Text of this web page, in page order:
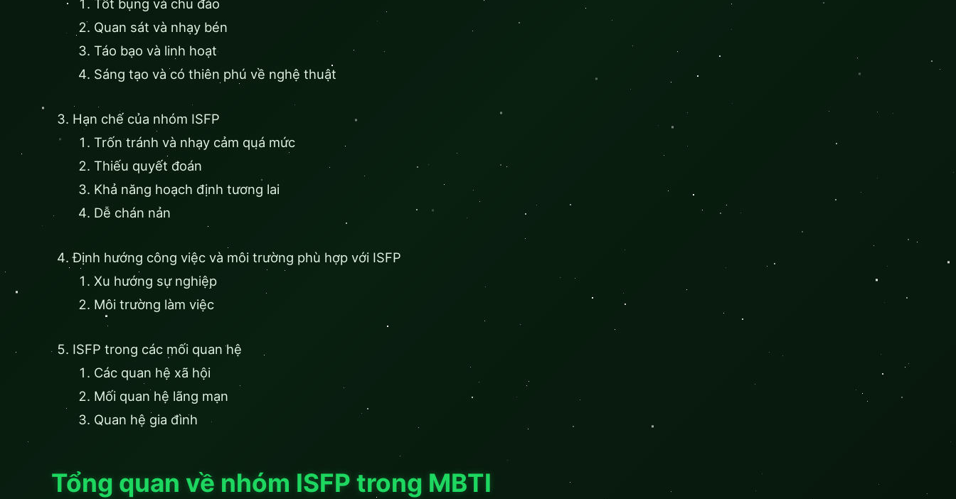
Tốt bụng và chu đáo
Quan sát và nhạy bén
Táo bạo và linh hoạt
Sáng tạo và có thiên phú về nghệ thuật
Hạn chế của nhóm ISFP
Trốn tránh và nhạy cảm quá mức
Thiếu quyết đoán
Khả năng hoạch định tương lai
Dễ chán nản
Định hướng công việc và môi trường phù hợp với ISFP
Xu hướng sự nghiệp
Môi trường làm việc
ISFP trong các mối quan hệ
Các quan hệ xã hội
Mối quan hệ lãng mạn
Quan hệ gia đình
Tổng quan về nhóm ISFP trong MBTI